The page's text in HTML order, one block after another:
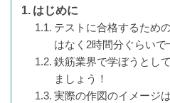
はじめに
テストに合格するため
はなく2時間分ぐらいで
鉄筋業界で学ぼうとし
ましょう！
実際の作図のイメージ